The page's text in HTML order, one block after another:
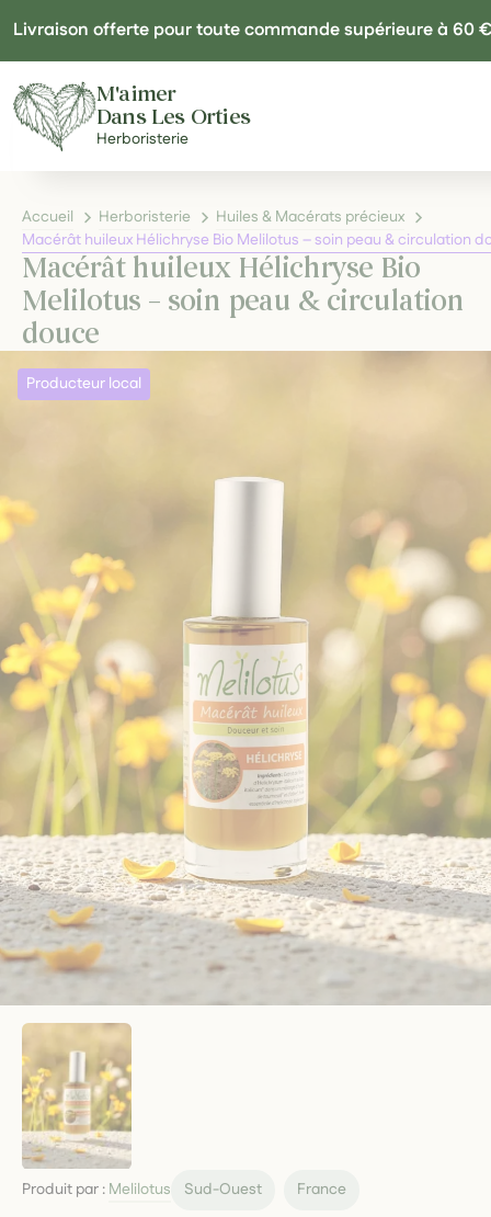
Livraison offerte pour toute commande supérieure à 60 €
M'aimer
Dans Les Orties
Herboristerie
Accueil Herboristerie
Huiles & Macérats précieux
Macérât huileux Hélichryse Bio Melilotus – soin peau & circulation
Macérât huileux Hélichryse Bio
Melilotus – soin peau & circulation
douce
Produit par : Melilotus Sud-Ouest France